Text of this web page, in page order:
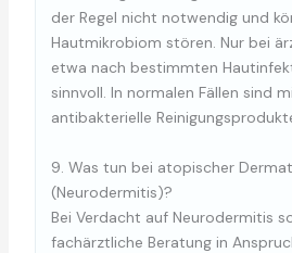
der Regel nicht notwendig und
Hautmikrobiom stören. Nur bei
etwa nach bestimmten
sinnvoll. In normalen Fällen sind
antibakterielle
9. Was tun bei atopischer
(Neurodermitis)?
Bei Verdacht auf Neurodermitis
fachärztliche Beratung in